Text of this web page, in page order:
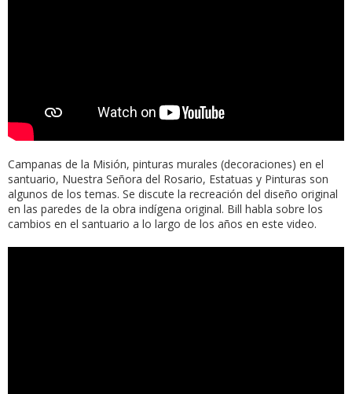
Campanas de la Misión, pinturas murales (decoraciones) en el
santuario, Nuestra Señora del Rosario, Estatuas y Pinturas son
algunos de los temas. Se discute la recreación del diseño original
en las paredes de la obra indígena original. Bill habla sobre los
cambios en el santuario a lo largo de los años en este video.